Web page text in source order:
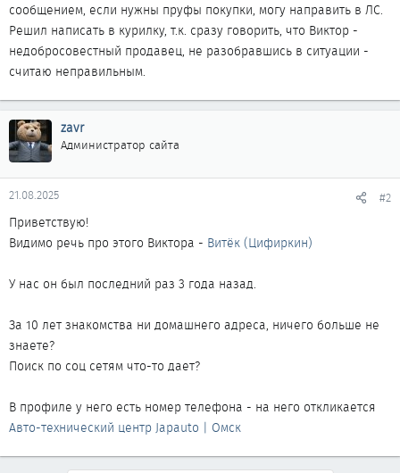
сообщением, если нужны пруфы покупки, могу направить в ЛС.
Решил написать в курилку, т.к. сразу говорить, что Виктор -
недобросовестный продавец, не разобравшись в ситуации -
считаю неправильным.
zavr
Администратор сайта
21.08.2025 #2
Приветствую!
Видимо речь про этого Виктора - Витёк (Цифиркин)
У нас он был последний раз 3 года назад.
За 10 лет знакомства ни домашнего адреса, ничего больше не
знаете?
Поиск по соц сетям что-то дает?
В профиле у него есть номер телефона - на него откликается
Авто-технический центр Japauto | Омск